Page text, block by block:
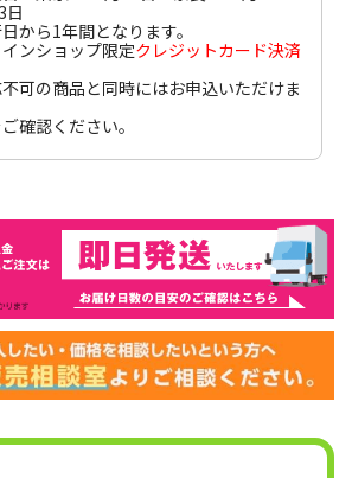
から1年間となります。
ンショップ限定クレジットカード決済
不可の商品と同時にはお申込いただけま
確認ください。